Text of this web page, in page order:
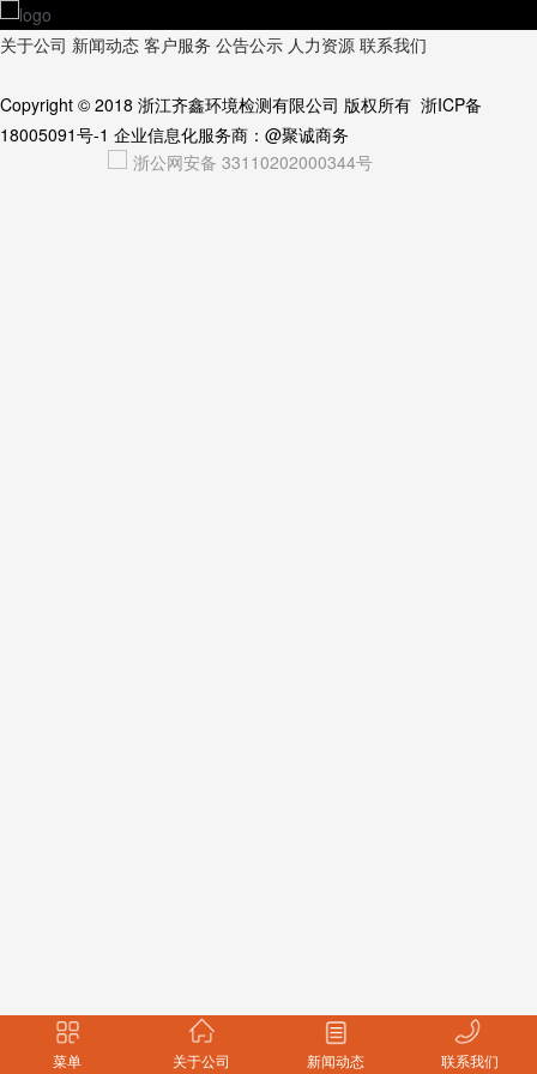
关于公司 新闻动态 客户服务 公告公示 人力资源 联系我们
Copyright © 2018 浙江齐鑫环境检测有限公司 版权所有 浙ICP备
18005091号-1 企业信息化服务商： @聚诚商务
浙公网安备 33110202000344号
菜单 关于公司 新闻动态 联系我们